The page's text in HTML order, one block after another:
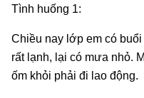
Tình huống 1:
Chiều nay lớp em có
rất lạnh, lại có mưa nhỏ.
ốm khỏi phải đi lao động.